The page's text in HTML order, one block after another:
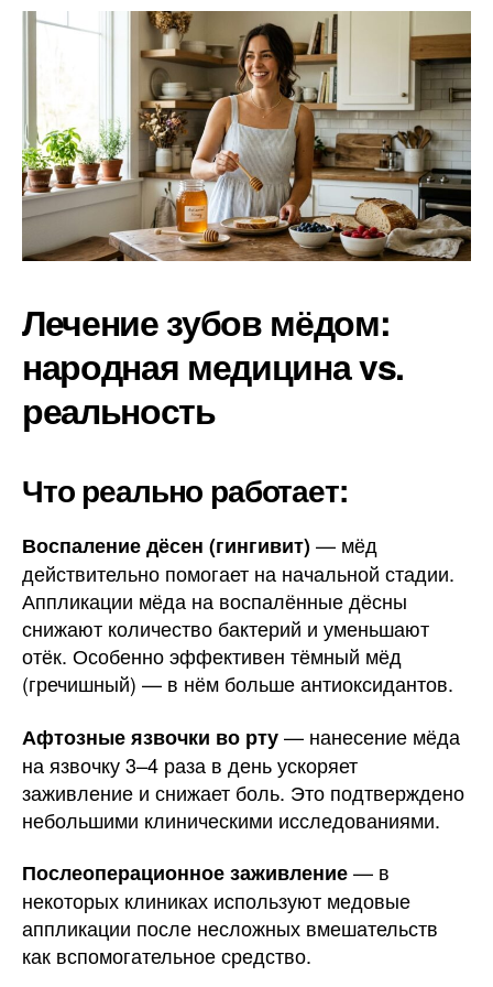
Лечение зубов мёдом:
народная медицина vs.
реальность
Что реально работает:
Воспаление дёсен (гингивит)— мёд
действительно помогает на начальной стадии.
Аппликации мёда на воспалённые дёсны
снижают количество бактерий и уменьшают
отёк. Особенно эффективен тёмный мёд
(гречишный) — в нём больше антиоксидантов.
Афтозные язвочки во рту— нанесение мёда
на язвочку 3–4 раза в день ускоряет
заживление и снижает боль. Это подтверждено
небольшими клиническими исследованиями.
Послеоперационное заживление— в
некоторых клиниках используют медовые
аппликации после несложных вмешательств
как вспомогательное средство.